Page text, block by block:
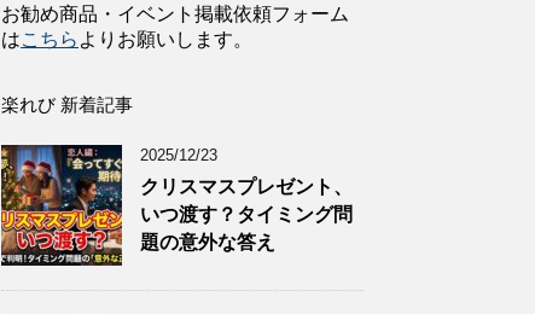
お勧め商品・イベント掲載依頼フォーム
はこちら よりお願いします。
楽れび 新着記事
2025/12/23
クリスマスプレゼント、
いつ渡す？タイミング問
題の意外な答え